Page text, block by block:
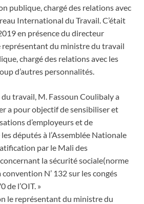
publique, chargé des relations avec
International du Travail. C’était
en présence du directeur
du ministre du travail
chargé des relations avec les
d’autres personnalités.
travail, M. Fassoun Coulibaly a
a pour objectif de sensibiliser et
d’employeurs et de
députés à l’Assemblée Nationale
par le Mali des
la sécurité sociale(norme
N’ 132 sur les congés
de l’OIT. »
le représentant du ministre du